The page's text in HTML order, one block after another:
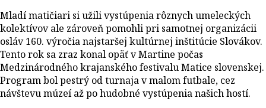
Mladí matičiari si užili vystúpenia rôznych umeleckých
kolektívov ale zároveň pomohli pri samotnej organizácii
osláv 160. výročia najstaršej kultúrnej inštitúcie Slovákov.
Tento rok sa zraz konal opäť v Martine počas
Medzinárodného krajanského festivalu Matice slovenskej.
Program bol pestrý od turnaja v malom futbale, cez
návštevu múzeí až po hudobné vystúpenia našich hostí.